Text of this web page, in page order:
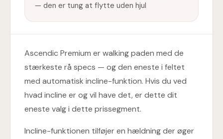
— den er tung at flytte uden hjul
Ascendic Premium er walking paden med de
stærkeste rå specs — og den eneste i feltet
med automatisk incline-funktion. Hvis du ved
hvad incline er og vil have det, er dette dit
eneste valg i dette prissegment.
Incline-funktionen tilføjer en hældning der øger